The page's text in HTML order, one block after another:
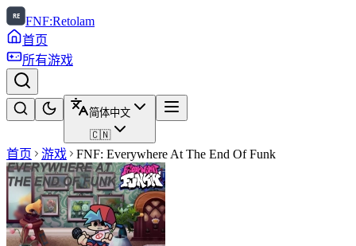
FNF:Retolam
首页
所有游戏
简体中文
🇨🇳
首页 游戏 FNF: Everywhere At The End Of Funk